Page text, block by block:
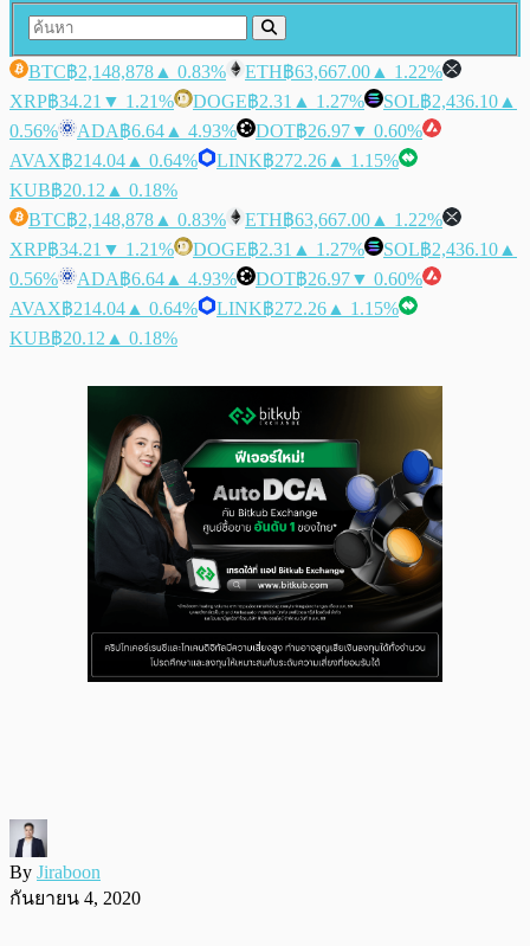
BTC฿2,148,878 ▲ 0.83% ETH฿63,667.00 ▲ 1.22%
XRP฿34.21 ▼ 1.21% DOGE฿2.31 ▲ 1.27% SOL฿2,436.10 ▲
0.56%
ADA฿6.64 ▲ 4.93% DOT฿26.97▼ 0.60%
AVAX฿214.04 ▲ 0.64% LINK฿272.26 ▲ 1.15%
KUB฿20.12 ▲ 0.18%
BTC฿2,148,878 ▲ 0.83% ETH฿63,667.00 ▲ 1.22%
XRP฿34.21 ▼ 1.21% DOGE฿2.31 ▲ 1.27% SOL฿2,436.10 ▲
0.56%
ADA฿6.64 ▲ 4.93% DOT฿26.97▼ 0.60%
AVAX฿214.04 ▲ 0.64% LINK฿272.26 ▲ 1.15%
KUB฿20.12 ▲ 0.18%
By Jiraboon
กันยายน 4, 2020